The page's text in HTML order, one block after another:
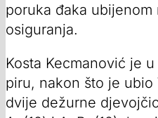
poruka đaka ubijenom
osiguranja.
Kosta Kecmanović je
piru, nakon što je ubio
dvije dežurne